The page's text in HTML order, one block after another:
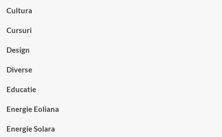
Cultura
Cursuri
Design
Diverse
Educatie
Energie Eoliana
Energie Solara